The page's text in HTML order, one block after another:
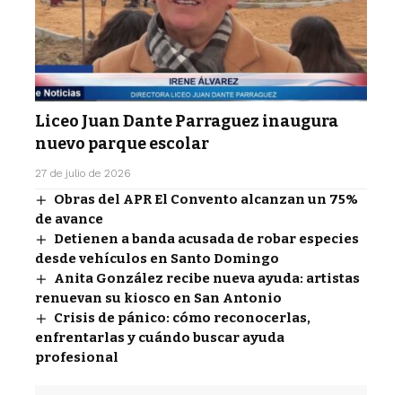
Liceo Juan Dante Parraguez inaugura
nuevo parque escolar
27 de julio de 2026
Obras del APR El Convento alcanzan un 75%
de avance
Detienen a banda acusada de robar especies
desde vehículos en Santo Domingo
Anita González recibe nueva ayuda: artistas
renuevan su kiosco en San Antonio
Crisis de pánico: cómo reconocerlas,
enfrentarlas y cuándo buscar ayuda
profesional